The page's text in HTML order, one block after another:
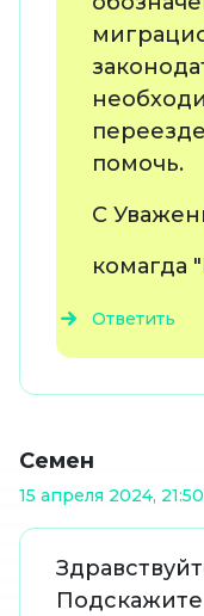
помочь.
С
комагда
Ответить
Семен
15 апреля 2024, 21:50